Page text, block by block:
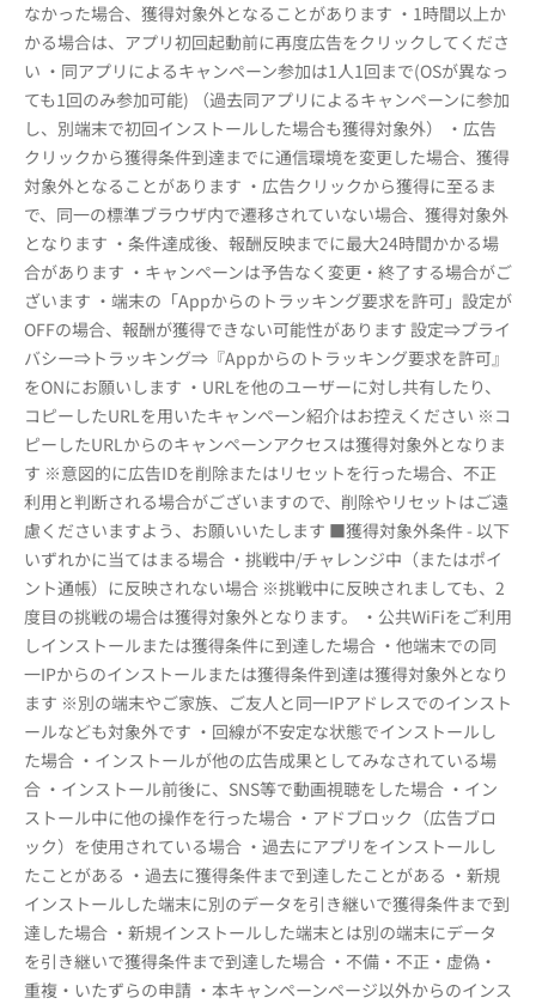
なかった場合、獲得対象外となることがあります ・1時間以上か
かる場合は、アプリ初回起動前に再度広告をクリックしてくださ
い ・同アプリによるキャンペーン参加は1人1回まで(OSが異なっ
ても1回のみ参加可能) （過去同アプリによるキャンペーンに参加
し、別端末で初回インストールした場合も獲得対象外） ・広告
クリックから獲得条件到達までに通信環境を変更した場合、獲得
対象外となることがあります ・広告クリックから獲得に至るま
で、同一の標準ブラウザ内で遷移されていない場合、獲得対象外
となります ・条件達成後、報酬反映までに最大24時間かかる場
合があります ・キャンペーンは予告なく変更・終了する場合がご
ざいます ・端末の「Appからのトラッキング要求を許可」設定が
OFFの場合、報酬が獲得できない可能性があります 設定⇒プライ
バシー⇒トラッキング⇒『Appからのトラッキング要求を許可』
をONにお願いします ・URLを他のユーザーに対し共有したり、
コピーしたURLを用いたキャンペーン紹介はお控えください ※コ
ピーしたURLからのキャンペーンアクセスは獲得対象外となりま
す ※意図的に広告IDを削除またはリセットを行った場合、不正
利用と判断される場合がございますので、削除やリセットはご遠
慮くださいますよう、お願いいたします ■獲得対象外条件 - 以下
いずれかに当てはまる場合 ・挑戦中/チャレンジ中（またはポイ
ント通帳）に反映されない場合 ※挑戦中に反映されましても、2
度目の挑戦の場合は獲得対象外となります。 ・公共WiFiをご利用
しインストールまたは獲得条件に到達した場合 ・他端末での同
一IPからのインストールまたは獲得条件到達は獲得対象外となり
ます ※別の端末やご家族、ご友人と同一IPアドレスでのインスト
ールなども対象外です ・回線が不安定な状態でインストールし
た場合 ・インストールが他の広告成果としてみなされている場
合 ・インストール前後に、SNS等で動画視聴をした場合 ・イン
ストール中に他の操作を行った場合 ・アドブロック（広告ブロ
ック）を使用されている場合 ・過去にアプリをインストールし
たことがある ・過去に獲得条件まで到達したことがある ・新規
インストールした端末に別のデータを引き継いで獲得条件まで到
達した場合 ・新規インストールした端末とは別の端末にデータ
を引き継いで獲得条件まで到達した場合 ・不備・不正・虚偽・
重複・いたずらの申請 ・本キャンペーンページ以外からのインス